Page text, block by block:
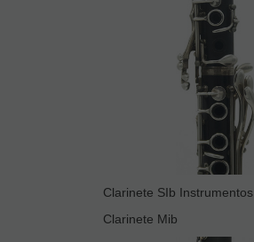
Clarinete SIb Instrumentos
Clarinete Mib